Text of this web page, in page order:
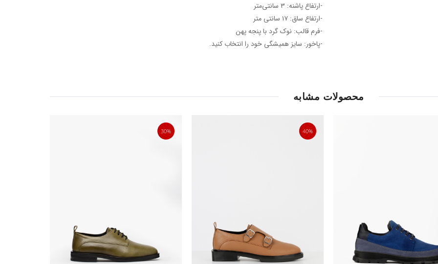
-ارتفاع پاشنه: ۳ سانتی‌متر
-ارتفاع ساق: ۱۷ سانتی متر
-فرم قالب: نوک گرد با پنجه پهن
-پاخور: سایز همیشگی خود را انتخاب کنید.
محصولات مشابه
40%
30%